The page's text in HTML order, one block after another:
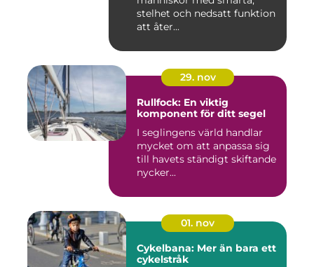
stelhet och nedsatt funktion
att åter...
29. nov
Rullfock: En viktig
komponent för ditt segel
I seglingens värld handlar
mycket om att anpassa sig
till havets ständigt skiftande
nycker...
01. nov
Cykelbana: Mer än bara ett
cykelstråk